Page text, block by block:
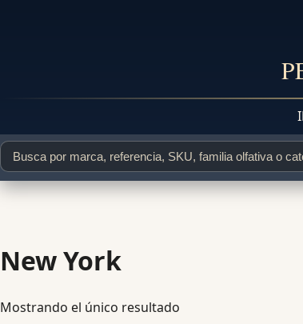
New York
Mostrando el único resultado